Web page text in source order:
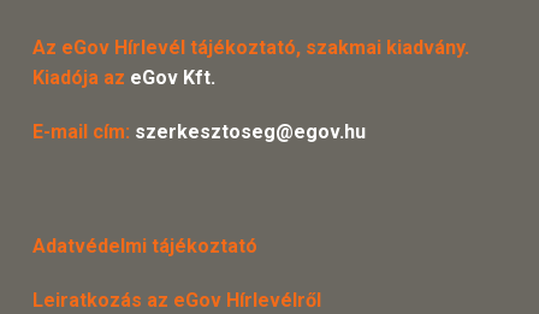
Az eGov Hírlevél tájékoztató, szakmai kiadvány.
Kiadója az eGov Kft.
E-mail cím: szerkesztoseg@egov.hu
Adatvédelmi tájékoztató
Leiratkozás az eGov Hírlevélről